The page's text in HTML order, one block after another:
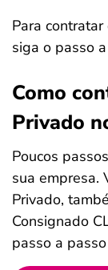
Para
siga o passo
Como
Privado
Poucos
sua empresa.
Privado,
Consignado
passo a